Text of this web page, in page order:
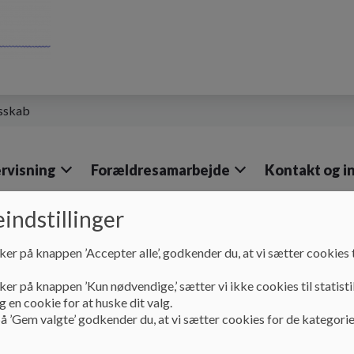
Forældresamarbejde Kontakt og
Om Vores Skole Velkommen til Kildeskolen
Velkommen til
på knappen ’Accepter alle’, godkender du, at vi sætter
på knappen ’Kun nødvendige,’ sætter vi ikke cookies til
en cookie for at huske dit valg.
’Gem valgte’ godkender du, at vi sætter cookies for de